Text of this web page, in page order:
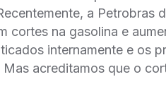
a Petrobras
cortes na gasolina e
internamente e os
acreditamos que o